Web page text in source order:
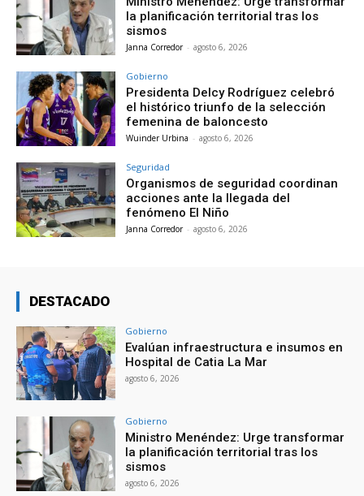
la planificación territorial tras los
sismos
Janna Corredor - agosto 6, 2026
Gobierno
Presidenta Delcy Rodríguez celebró
el histórico triunfo de la selección
femenina de baloncesto
Wuinder Urbina - agosto 6, 2026
Seguridad
Organismos de seguridad coordinan
acciones ante la llegada del
fenómeno El Niño
Janna Corredor - agosto 6, 2026
DESTACADO
Gobierno
Evalúan infraestructura e insumos en
Hospital de Catia La Mar
agosto 6, 2026
Gobierno
Ministro Menéndez: Urge transformar
la planificación territorial tras los
sismos
agosto 6, 2026